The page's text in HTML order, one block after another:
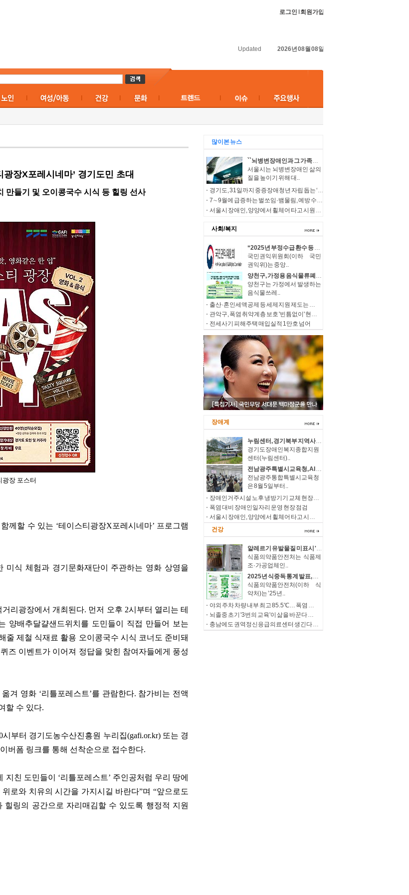
로그인 회원가입
Updated 2026년 08월 08일
많이본 뉴스
``뇌병변장애인과 그 가족들의 보다 나은 삶을 위해``…서울시, 다양한 복지서비스 지원
서울시는 뇌병변장애인 삶의
질을 높이기 위해 대..
경기도, 31일까지 중증장애청년 자립 돕는 ‘누림통장’ 모집
7∼9월에 급증하는 벌쏘임·뱀물림, 예방 수칙 준수 필요
서울시 장애인, 양양에서 휠체어 타고 시원한 여름바다 만끽
사회/복지
“2025년 부정수급 환수 등 제재 처분, 총 1,796억 원!” 역대 최대규모 부과
국민권익위원회(이하 국민
권익위)는 중앙..
양천구, 가정용 음식물류폐기물 소형감량기 구매비 지원…100가구 추가 모집
양천구는 가정에서 발생하는
음식물쓰레..
출산·혼인세액공제 등 세제지원 제도는 종료되는 것이 아니라 재정(예산)지원으로 방식이 변경됩니다.
관악구, 폭염 취약계층 보호 '빈틈없이' 현장 살피고 지원 넓힌다
전세사기 피해주택 매입실적 1만호 넘어
장애계
누림센터, 경기북부 지역사회 장애인복지 발전을 위한 장애인 당사자 중심의 민·관 거버넌스 구축
경기도장애인복지종합지원
센터(누림센터)..
전남광주특별시교육청, AI 활용 '장애 학생 진로·직업교육' 강화
전남광주통합특별시교육청
은 8월 5일부터..
장애인거주시설 노후 냉방기기 교체 현장점검
폭염 대비 장애인일자리 운영 현장 점검
서울시 장애인, 양양에서 휠체어 타고 시원한 여름바다 만끽
건강
알레르기 유발물질 미표시 '과자' 회수 조치
식품의약품안전처는 식품제
조·가공업체인..
2025년 식중독 통계 발표, 살모넬라 지속 증가에 따른 예방 당부
식품의약품안전처(이하 식
약처)는 ’25년..
야외 주차 차량 내부 최고 85.5℃… 폭염 속 온열질환·차량 방치사고 주의
뇌졸중 초기 '3번의 교육'이 삶을 바꾼다 우울감 낮추고 삶의 질, 직장 복귀율 높여
충남에도 권역정신응급의료센터 생긴다 정신응급환자 치료 접근성 확대